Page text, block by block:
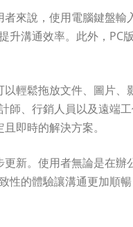
來說，使用電腦鍵盤輸
升溝通效率。此外，PC
輕鬆拖放文件、圖片、
師、行銷人員以及遠端
即時的解決方案。
新。使用者無論是在辦
性的體驗讓溝通更加順